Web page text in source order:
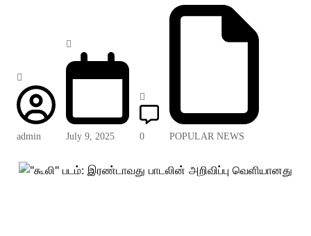
admin July 9, 2025 0 POPULAR NEWS